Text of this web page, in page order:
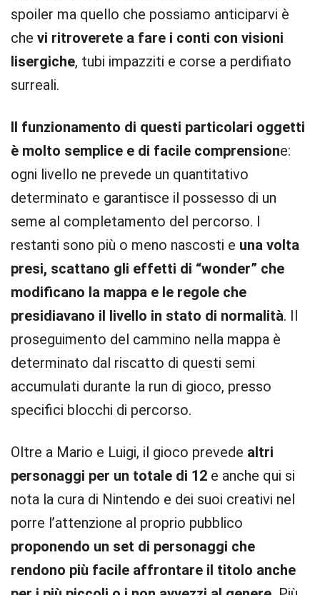
spoiler ma quello che possiamo anticiparvi è
che vi ritroverete a fare i conti con visioni
lisergiche, tubi impazziti e corse a perdifiato
surreali.
Il funzionamento di questi particolari oggetti
è molto semplice e di facile comprensione:
ogni livello ne prevede un quantitativo
determinato e garantisce il possesso di un
seme al completamento del percorso. I
restanti sono più o meno nascosti e una volta
presi, scattano gli effetti di “wonder” che
modificano la mappa e le regole che
presidiavano il livello in stato di normalità. Il
proseguimento del cammino nella mappa è
determinato dal riscatto di questi semi
accumulati durante la run di gioco, presso
specifici blocchi di percorso.
Oltre a Mario e Luigi, il gioco prevede altri
personaggi per un totale di 12 e anche qui si
nota la cura di Nintendo e dei suoi creativi nel
porre l’attenzione al proprio pubblico
proponendo un set di personaggi che
rendono più facile affrontare il titolo anche